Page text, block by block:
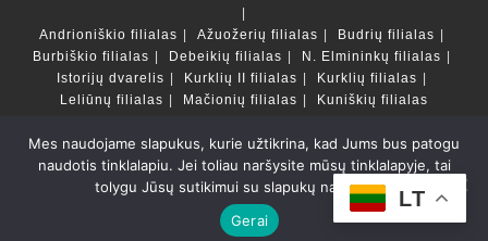
Andrioniškio filialas Ažuožerių filialas
Budrių filialas
Burbiškio filialas
Debeikių filialas
N. Elmininkų filialas
Istorijų dvarelis
Kurklių II filialas
Kurklių filialas
Leliūnų filialas
Mačionių filialas Kuniškių filialas
Duomenų bazės ir katalogai
LT
Copyright © Anykščių rajono savivaldybės Liudvikos ir
Stanislovo Didžiulių viešoji biblioteka 2022 Powered by
Getspace
LT
Mes naudojame slapukus, kurie užtikrina, kad Jums bus patogu
naudotis tinklalapiu. Jei toliau naršysite mūsų tinklalapyje, tai
tolygu Jūsų sutikimui su slapukų naudojimu.
Gerai